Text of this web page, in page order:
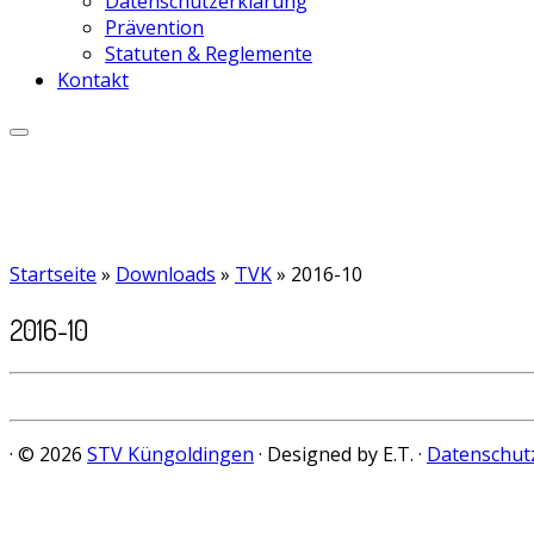
Prävention
Statuten & Reglemente
Kontakt
Startseite » Downloads » TVK» 2016-10
2016-10
· © 2026 STV Küngoldingen · Designed by E.T. ·